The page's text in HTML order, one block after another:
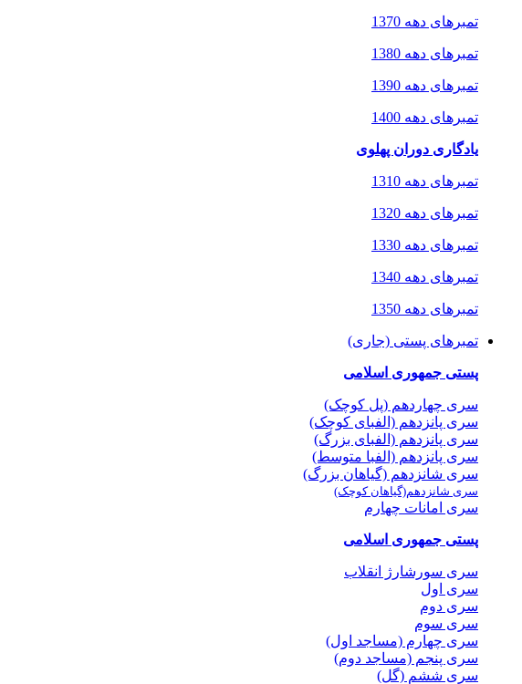
تمبرهای دهه 1370
تمبرهای دهه 1380
تمبرهای دهه 1390
تمبرهای دهه 1400
یادگاری دوران پهلوی
تمبرهای دهه 1310
تمبرهای دهه 1320
تمبرهای دهه 1330
تمبرهای دهه 1340
تمبرهای دهه 1350
تمبرهای پستی (جاری)
پستی جمهوری اسلامی
سری چهاردهم (پل کوچک)
سری پانزدهم (الفبای کوچک)
سری پانزدهم (الفبای بزرگ)
سری پانزدهم (الفبا متوسط)
سری شانزدهم (گیاهان بزرگ)
سری شانزدهم(گیاهان کوچک)
سری امانات چهارم
پستی جمهوری اسلامی
سری سورشارژ انقلاب
سری اول
سری دوم
سری سوم
سری چهارم (مساجد اول)
سری پنجم (مساجد دوم)
سری ششم (گل)